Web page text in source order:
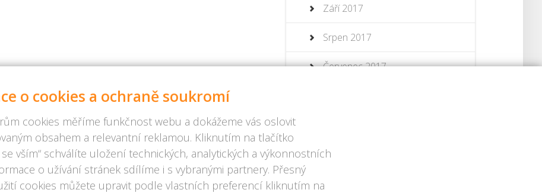
Září 2017
Srpen 2017
Červenec 2017
o cookies a ochraně soukromí
cookies měříme funkčnost webu a dokážeme vás oslovit
obsahem a relevantní reklamou. Kliknutím na tlačítko
vším“ schválíte uložení technických, analytických a výkonnostních
o užívání stránek sdílíme i s vybranými partnery. Přesný
cookies můžete upravit podle vlastních preferencí kliknutím na